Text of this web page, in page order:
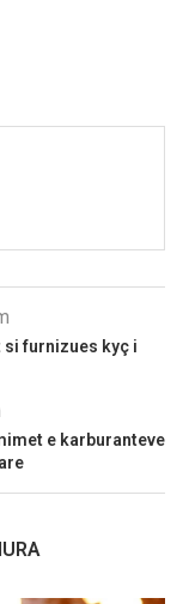
furnizues kyç i
e karburanteve